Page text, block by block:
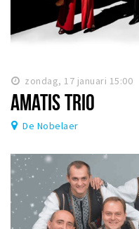
zondag, 17 januari 15:00
AMATIS TRIO
De Nobelaer